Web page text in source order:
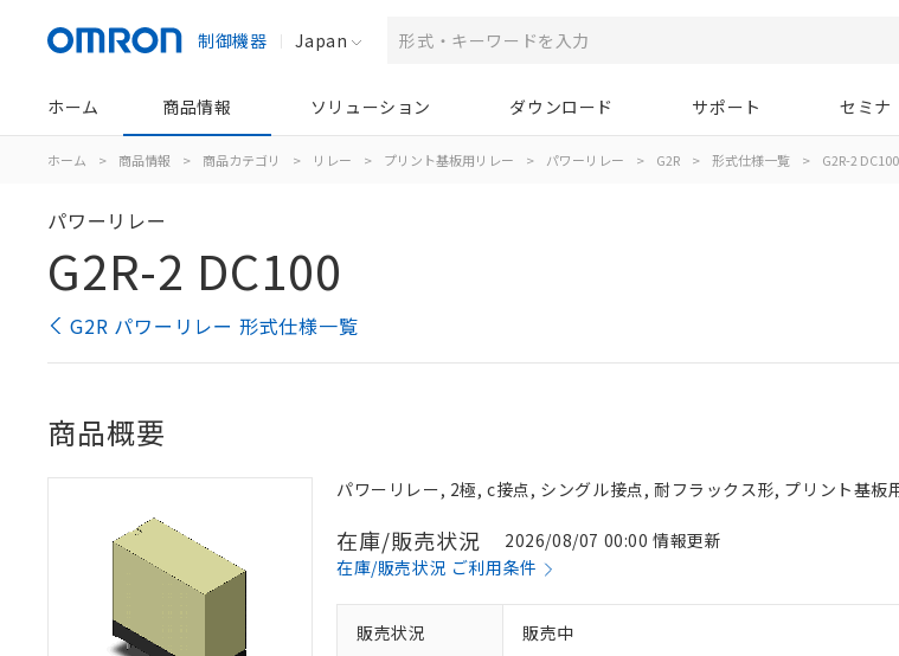
制御機器 Japan
ホーム 商品情報 ソリューション ダウンロード サポート セミナ
ホーム > 商品情報 > 商品カテゴリ > リレー > プリント基板用リレー > パワーリレー > G2R > 形式仕様一覧 > G2R-2 DC100
パワーリレー
G2R-2 DC100
G2R パワーリレー 形式仕様一覧
商品概要
パワーリレー, 2極, c接点, シングル接点, 耐フラックス形, プリント基板
在庫/販売状況
2026/08/07 00:00 情報更新
在庫/販売状況 ご利用条件
販売状況 販売中